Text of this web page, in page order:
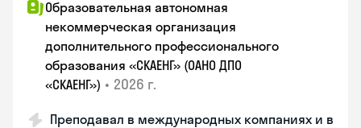
Образовательная автономная
некоммерческая организация
дополнительного профессионального
образования «СКАЕНГ» (ОАНО ДПО
«СКАЕНГ») • 2026 г.
Преподавал в международных компаниях и в